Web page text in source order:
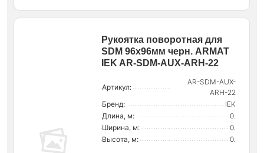
Рукоятка поворотная для
SDM 96х96мм черн. ARMAT
IEK AR-SDM-AUX-ARH-22
Артикул:
AR-SDM-AUX-
ARH-22
Бренд:
IEK
Длина, м:
0.
Ширина, м:
0.
Высота, м:
0.